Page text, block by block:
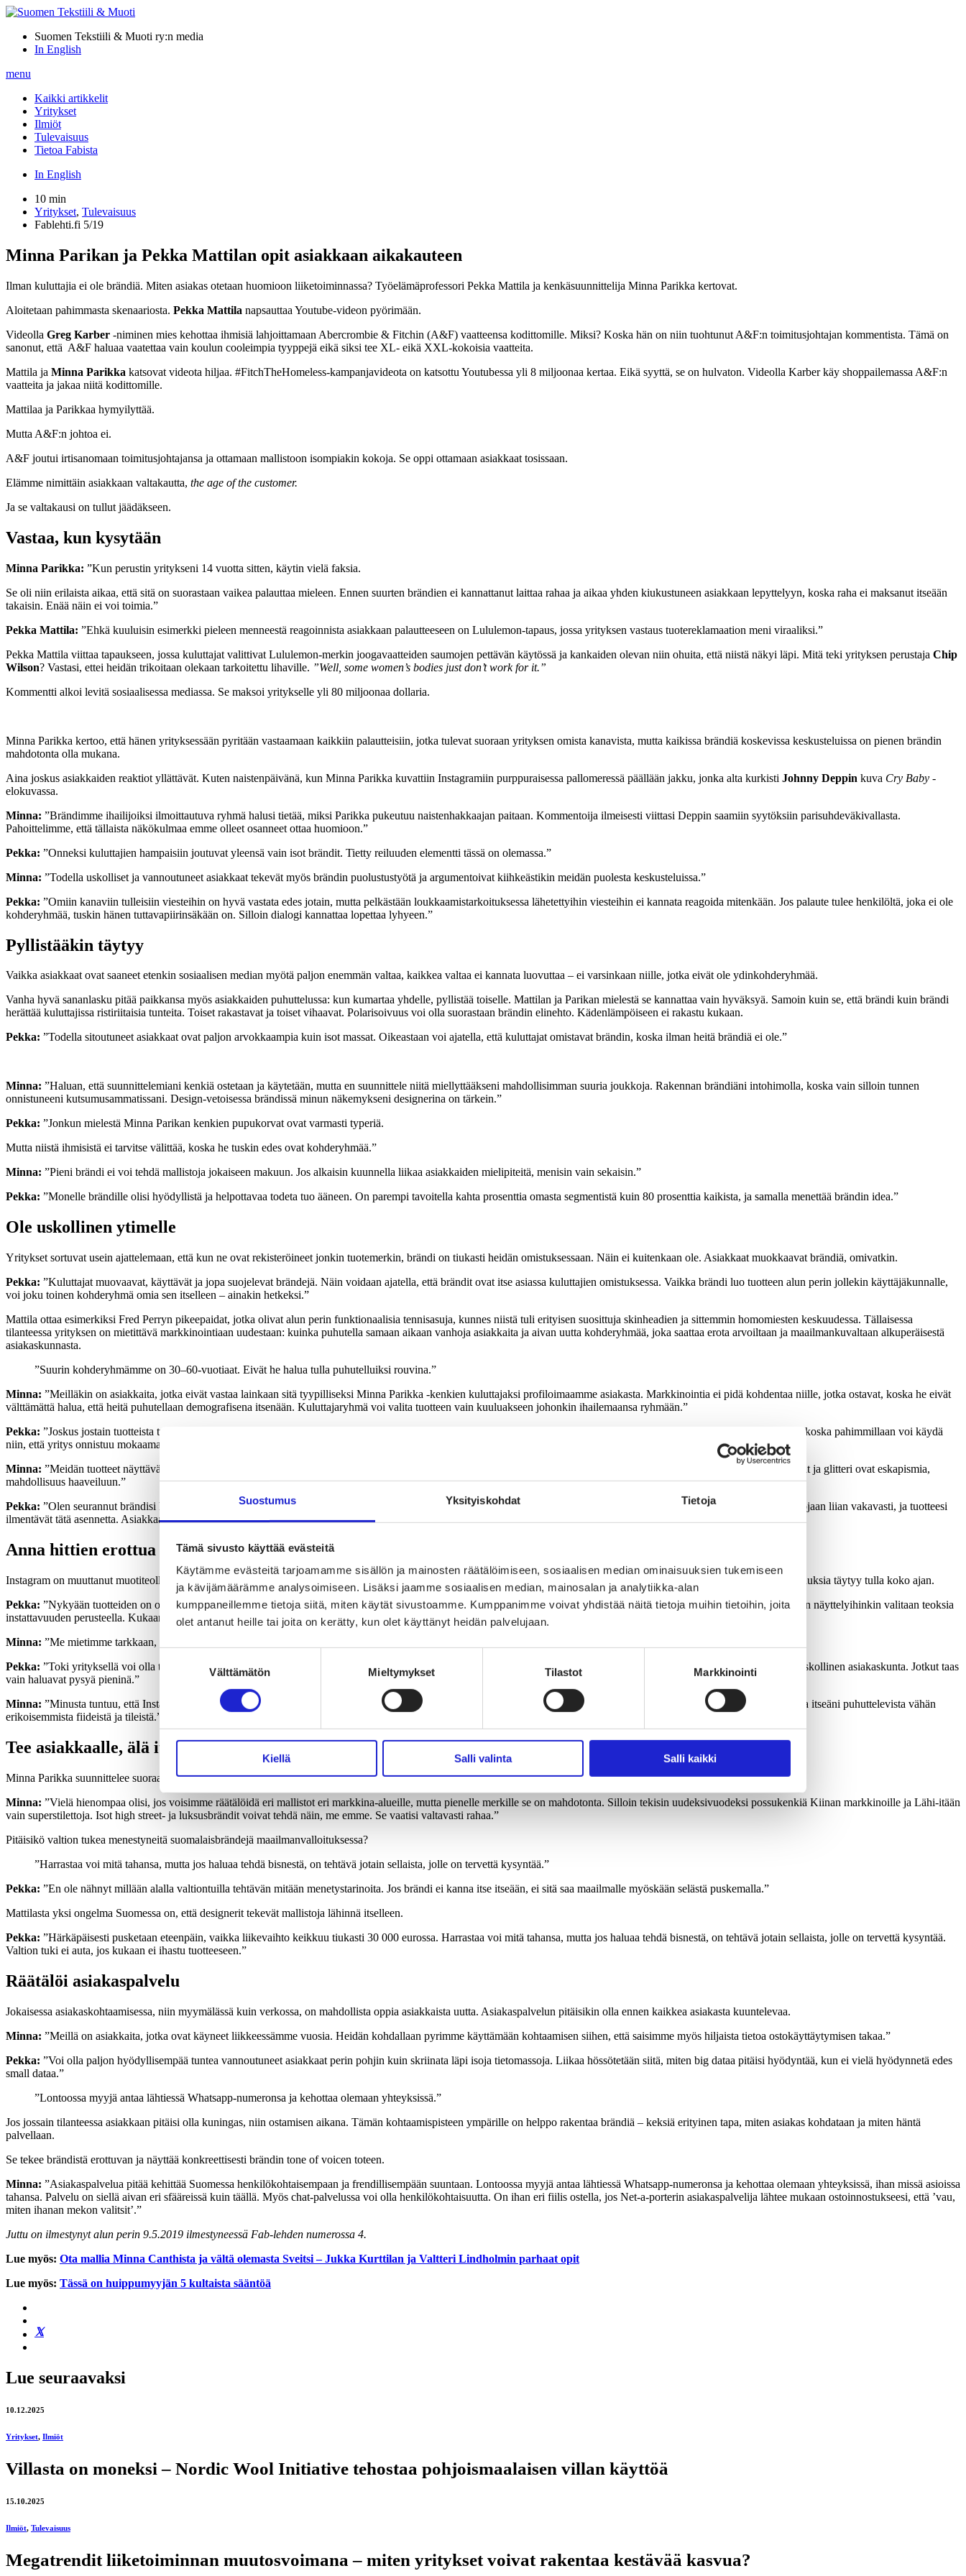
Suostumus Yksityiskohdat Tietoja
Tämä sivusto käyttää evästeitä
Käytämme evästeitä tarjoamamme sisällön ja mainosten räätälöimiseen, sosiaalisen median ominaisuuksien tukemiseen
ja kävijämäärämme analysoimiseen. Lisäksi jaamme sosiaalisen median, mainosalan ja analytiikka-alan
kumppaneillemme tietoja siitä, miten käytät sivustoamme. Kumppanimme voivat yhdistää näitä tietoja muihin tietoihin, joita
olet antanut heille tai joita on kerätty, kun olet käyttänyt heidän palvelujaan.
valinta
Välttämätön Mieltymykset Tilastot Markkinointi
Kiellä Salli valinta Salli kaikki
Suomen Tekstiili & Muoti ry:n media
In English
menu
Kaikki artikkelit
Yritykset
Ilmiöt
Tulevaisuus
Tietoa Fabista
In English
10 min
Yritykset, Tulevaisuus
Fablehti.fi 5/19
Minna Parikan ja Pekka Mattilan opit asiakkaan aikakauteen
Ilman kuluttajia ei ole brändiä. Miten asiakas otetaan huomioon ­liiketoiminnassa? Työelämäprofessori Pekka Mattila ja kenkäsuunnittelija Minna ­Parikka kertovat.
Aloitetaan pahimmasta skenaariosta. Pekka Mattila napsauttaa Youtube-videon pyörimään.
Videolla Greg Karber -niminen mies kehottaa ihmisiä lahjoittamaan Abercrombie & Fitchin (A&F) vaatteensa kodittomille. Miksi? Koska hän on niin tuohtunut A&F:n toimitusjohtajan kommentista. Tämä on
sanonut, että A&F haluaa vaatettaa vain koulun cooleimpia tyyppejä eikä siksi tee XL- eikä XXL-kokoisia vaatteita.
Mattila ja Minna Parikka katsovat videota hiljaa. #FitchTheHomeless-kampanjavideota on katsottu Youtubessa yli 8 miljoonaa kertaa. Eikä syyttä, se on hulvaton. Videolla Karber käy shoppailemassa A&F:n
vaatteita ja jakaa niitä kodittomille.
Mattilaa ja Parikkaa hymyilyttää.
Mutta A&F:n johtoa ei.
A&F joutui irtisanomaan toimitusjohtajansa ja ottamaan mallistoon isompiakin kokoja. Se oppi ottamaan asiakkaat tosissaan.
Elämme nimittäin asiakkaan valtakautta, the age of the customer.
Ja se valtakausi on tullut jäädäkseen.
Vastaa, kun kysytään
Minna Parikka: ”Kun perustin yritykseni 14 vuotta sitten, käytin vielä faksia.
Se oli niin erilaista aikaa, että sitä on suorastaan vaikea palauttaa mieleen. Ennen suurten brändien ei kannattanut laittaa rahaa ja aikaa yhden kiukustuneen asiakkaan lepyttelyyn, koska raha ei maksanut itseään
takaisin. Enää näin ei voi toimia.”
Pekka Mattila: ”Ehkä kuuluisin esimerkki pieleen menneestä reagoinnista asiakkaan palautteeseen on Lululemon-tapaus, jossa yrityksen vastaus tuotereklamaation meni viraaliksi.”
Pekka Mattila viittaa tapaukseen, jossa kuluttajat valittivat Lululemon-merkin joogavaatteiden saumojen pettävän käytössä ja kankaiden olevan niin ohuita, että niistä näkyi läpi. Mitä teki yrityksen perustaja Chip
Wilson? Vastasi, ettei heidän trikoitaan olekaan tarkoitettu lihaville. ”Well, some women’s bodies just don’t work for it.”
Kommentti alkoi levitä sosiaalisessa mediassa. Se maksoi yritykselle yli 80 miljoonaa dollaria.
Minna Parikka kertoo, että hänen yrityksessään pyritään vastaamaan kaikkiin palautteisiin, jotka tulevat suoraan yrityksen omista kanavista, mutta kaikissa brändiä koskevissa keskusteluissa on pienen brändin
mahdotonta olla mukana.
Aina joskus asiakkaiden reaktiot yllättävät. Kuten naistenpäivänä, kun Minna Parikka kuvattiin Instagramiin purppuraisessa pallomeressä päällään jakku, jonka alta kurkisti Johnny Deppin kuva Cry Baby -
elokuvassa.
Minna: ”Brändimme ihailijoiksi ilmoittautuva ryhmä halusi tietää, miksi Parikka pukeutuu naistenhakkaajan paitaan. Kommentoija ilmeisesti viittasi Deppin saamiin syytöksiin parisuhdeväkivallasta.
Pahoittelimme, että tällaista näkökulmaa emme olleet osanneet ottaa huomioon.”
Pekka: ”Onneksi kuluttajien hampaisiin joutuvat yleensä vain isot brändit. Tietty reiluuden elementti tässä on olemassa.”
Minna: ”Todella uskolliset ja vannoutuneet asiakkaat tekevät myös brändin puolustustyötä ja argumentoivat kiihkeästikin meidän puolesta keskusteluissa.”
Pekka: ”Omiin kanaviin tulleisiin viesteihin on hyvä vastata edes jotain, mutta pelkästään loukkaamistarkoituksessa lähetettyihin viesteihin ei kannata reagoida mitenkään. Jos palaute tulee henkilöltä, joka ei ole
kohderyhmää, tuskin hänen tuttavapiirinsäkään on. Silloin dialogi kannattaa lopettaa lyhyeen.”
Pyllistääkin täytyy
Vaikka asiakkaat ovat saaneet etenkin sosiaalisen median myötä paljon enemmän valtaa, kaikkea valtaa ei kannata luovuttaa – ei varsinkaan niille, jotka eivät ole ydinkohderyhmää.
Vanha hyvä sananlasku pitää paikkansa myös asiakkaiden puhuttelussa: kun kumartaa yhdelle, pyllistää toiselle. Mattilan ja Parikan mielestä se kannattaa vain hyväksyä. Samoin kuin se, että brändi kuin brändi
herättää kuluttajissa ristiriitaisia tunteita. Toiset rakastavat ja toiset vihaavat. Polarisoivuus voi olla suorastaan brändin elinehto. Kädenlämpöiseen ei rakastu kukaan.
Pekka: ”Todella sitoutuneet asiakkaat ovat paljon arvokkaampia kuin isot massat. Oikeastaan voi ajatella, että kuluttajat omistavat brändin, koska ilman heitä brändiä ei ole.”
Minna: ”Haluan, että suunnittelemiani kenkiä ostetaan ja käytetään, mutta en suunnittele niitä miellyttääkseni mahdollisimman suuria joukkoja. Rakennan brändiäni intohimolla, koska vain silloin tunnen
onnistuneeni kutsumusammatissani. Design-vetoisessa brändissä minun näkemykseni designerina on tärkein.”
Pekka: ”Jonkun mielestä Minna Parikan kenkien pupukorvat ovat varmasti typeriä.
Mutta niistä ihmisistä ei tarvitse välittää, koska he tuskin edes ovat kohderyhmää.”
Minna: ”Pieni brändi ei voi tehdä mallistoja jokaiseen makuun. Jos alkaisin kuunnella liikaa asiakkaiden mielipiteitä, menisin vain sekaisin.”
Pekka: ”Monelle brändille olisi hyödyllistä ja helpottavaa todeta tuo ääneen. On parempi tavoitella kahta prosenttia omasta segmentistä kuin 80 prosenttia kaikista, ja samalla menettää brändin idea.”
Ole uskollinen ytimelle
Yritykset sortuvat usein ajattelemaan, että kun ne ovat rekisteröineet jonkin tuotemerkin, brändi on tiukasti heidän omistuksessaan. Näin ei kuitenkaan ole. Asiakkaat muokkaavat brändiä, omivatkin.
Pekka: ”Kuluttajat muovaavat, käyttävät ja jopa suojelevat brändejä. Näin voidaan ajatella, että brändit ovat itse asiassa kuluttajien omistuksessa. Vaikka brändi luo tuotteen alun perin jollekin käyttäjäkunnalle,
voi joku toinen kohderyhmä omia sen itselleen – ainakin hetkeksi.”
Mattila ottaa esimerkiksi Fred Perryn pikeepaidat, jotka olivat alun perin funktionaalisia tennisasuja, kunnes niistä tuli erityisen suosittuja skinheadien ja sittemmin homomiesten keskuudessa. Tällaisessa
tilanteessa yrityksen on mietittävä markkinointiaan uudestaan: kuinka puhutella samaan aikaan vanhoja asiakkaita ja aivan uutta kohderyhmää, joka saattaa erota arvoiltaan ja maailmankuvaltaan alkuperäisestä
asiakaskunnasta.
”Suurin kohderyhmämme on 30–60-vuotiaat. Eivät he halua tulla puhutelluiksi rouvina.”
Minna: ”Meilläkin on asiakkaita, jotka eivät vastaa lainkaan sitä tyypilliseksi Minna Parikka -kenkien kuluttajaksi profiloimaamme asiakasta. Markkinointia ei pidä kohdentaa niille, jotka ostavat, koska he eivät
välttämättä halua, että heitä puhutellaan demografisena itsenään. Kuluttajaryhmä voi valita tuotteen vain kuuluakseen johonkin ihailemaansa ryhmään.”
Pekka: ”Joskus jostain tuotteista tulee hittejä yhdessä yössä. Birkenstock ei muuttanut markkinointiaan millään tavalla catwalk-huuman seurauksena. Se oli varmaankin viisasta, koska pahimmillaan voi käydä
niin, että yritys onnistuu mokaamaan sen lyhyenkin hypen.”
Minna: ”Meidän tuotteet näyttävät nuorilta, ne ovat leikkisiä ja värikkäitä. Silti suurin kohderyhmämme on 30–60-vuotiaat. Eivät he halua tulla puhutelluiksi rouvina. Pupukorvat ja glitteri ovat eskapismia,
mahdollisuus haaveiluun.”
Pekka: ”Olen seurannut brändisi kasvua mielenkiinnolla. Uskon, että asiakkaasi pitävät estetiikasta mutta he eivät halua olla pinnallisia. He eivät ota itseään ja pukeutumisvalintojaan liian vakavasti, ja tuotteesi
ilmentävät tätä asennetta. Asiakkaasi tuskin ostaisivat Loboutinin kenkiä.”
Anna hittien erottua
Instagram on muuttanut muotiteollisuuden. Hitit ovat hittejä vain hetken ja jo muutamassa kuukaudessa ne on ”kulutettu” kuvavirrassa loppuun. Muodin sykli on muuttunut, uutuuksia täytyy tulla koko ajan.
Pekka: ”Nykyään tuotteiden on oltava instattavia. Ei kukaan tee Gaborin mokkasiineista postauksia. Keskibeige ei toimi somessa. Kulttuuri- ja taidepuolella se näkyy siinä, miten näyttelyihinkin valitaan teoksia
instattavuuden perusteella. Kukaan Instagramia käyttävä ei varmaankaan ole voinut välttyä näkemästä Kiasman islantilaistaiteilijan värikästä karvakasaa.”
Minna: ”Me mietimme tarkkaan, mitkä mallit laitamme pressiin ja vaikuttajalevitykseen. Kengissä on oltava tarpeeksi päräyttäviä ja näyttäviä yksityiskohtia.”
Pekka: ”Toki yrityksellä voi olla tulevaisuus myös ilman Instagramia, jos yritys niin valitsee. Brändin kohderyhmä on ehkä vähän varttuneempaa tai heillä on tarpeeksi laaja ja uskollinen asiakaskunta. Jotkut taas
vain haluavat pysyä pieninä.”
Minna: ”Minusta tuntuu, että Instagram on alalla elinehto. Se on yksi parhaista markkinointikanavista. En katso sitä joka päivä, mutta sieltä näen valtavirtaukset ja saan innoitusta itseäni puhuttelevista vähän
erikoisemmista fiideistä ja tileistä.”
Tee asiakkaalle, älä itsellesi
Minna Parikka suunnittelee suoraan kansainvälisille markkinoille. Suomessa yritys myy myös klassikoksi muodostuneita tuotteita, koska niillä on kysyntää.
Minna: ”Vielä hienompaa olisi, jos voisimme räätälöidä eri mallistot eri markkina-alueille, mutta pienelle merkille se on mahdotonta. Silloin tekisin uudeksivuodeksi possukenkiä Kiinan markkinoille ja Lähi-itään
vain superstilettoja. Isot high street- ja luksusbrändit voivat tehdä näin, me emme. Se vaatisi valtavasti rahaa.”
Pitäisikö valtion tukea menestyneitä suomalaisbrändejä maailmanvalloituksessa?
”Harrastaa voi mitä tahansa, mutta jos haluaa tehdä bisnestä, on tehtävä jotain sellaista, jolle on tervettä kysyntää.”
Pekka: ”En ole nähnyt millään alalla valtiontuilla tehtävän mitään menetystarinoita. Jos brändi ei kanna itse itseään, ei sitä saa maailmalle myöskään selästä puskemalla.”
Mattilasta yksi ongelma Suomessa on, että designerit tekevät mallistoja lähinnä itselleen.
Pekka: ”Härkäpäisesti pusketaan eteenpäin, vaikka liikevaihto keikkuu tiukasti 30 000 eurossa. Harrastaa voi mitä tahansa, mutta jos haluaa tehdä bisnestä, on tehtävä jotain sellaista, jolle on tervettä kysyntää.
Valtion tuki ei auta, jos kukaan ei ihastu tuotteeseen.”
Räätälöi asiakaspalvelu
Jokaisessa asiakaskohtaamisessa, niin myymälässä kuin verkossa, on mahdollista oppia asiakkaista uutta. Asiakaspalvelun pitäisikin olla ennen kaikkea asiakasta kuuntelevaa.
Minna: ”Meillä on asiakkaita, jotka ovat käyneet liikkeessämme vuosia. Heidän kohdallaan pyrimme käyttämään kohtaamisen siihen, että saisimme myös hiljaista tietoa ostokäyttäytymisen takaa.”
Pekka: ”Voi olla paljon hyödyllisempää tuntea vannoutuneet asiakkaat perin pohjin kuin skriinata läpi isoja tietomassoja. Liikaa hössötetään siitä, miten big dataa pitäisi hyödyntää, kun ei vielä hyödynnetä edes
small dataa.”
”Lontoossa myyjä antaa lähtiessä Whatsapp-numeronsa ja kehottaa olemaan yhteyksissä.”
Jos jossain tilanteessa asiakkaan pitäisi olla kuningas, niin ostamisen aikana. Tämän kohtaamispisteen ympärille on helppo rakentaa brändiä – keksiä erityinen tapa, miten asiakas kohdataan ja miten häntä
palvellaan.
Se tekee brändistä erottuvan ja näyttää konkreettisesti brändin tone of voicen toteen.
Minna: ”Asiakaspalvelua pitää kehittää Suomessa henkilökohtaisempaan ja frendillisempään suuntaan. Lontoossa myyjä antaa lähtiessä Whatsapp-numeronsa ja kehottaa olemaan yhteyksissä, ihan missä asioissa
tahansa. Palvelu on siellä aivan eri sfääreissä kuin täällä. Myös chat-palvelussa voi olla henkilökohtaisuutta. On ihan eri fiilis ostella, jos Net-a-porterin asiakaspalvelija lähtee mukaan ostoinnostukseesi, että ’vau,
miten ihanan mekon valitsit’.”
Juttu on ilmestynyt alun perin 9.5.2019 ilmestyneessä Fab-lehden numerossa 4.
Lue myös: Ota mallia Minna Canthista ja vältä olemasta Sveitsi – Jukka Kurttilan ja Valtteri Lindholmin parhaat opit
Lue myös: Tässä on huippumyyjän 5 kultaista sääntöä
Lue seuraavaksi
10.12.2025
Yritykset, Ilmiöt
Villasta on moneksi – Nordic Wool Initiative tehostaa pohjoismaalaisen villan käyttöä
15.10.2025
Ilmiöt, Tulevaisuus
Megatrendit liiketoiminnan muutosvoimana – miten yritykset voivat rakentaa kestävää kasvua?